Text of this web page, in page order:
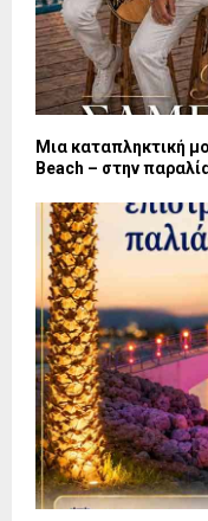
Μια καταπληκτική
Beach – στην